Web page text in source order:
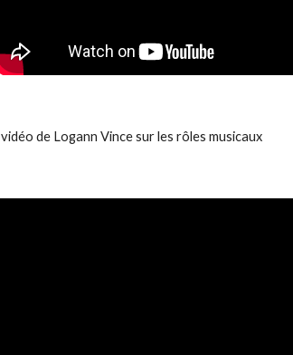
vidéo de Logann Vince sur les rôles musicaux